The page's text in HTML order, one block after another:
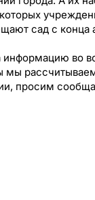
сад с конца
информацию во
мы
просим